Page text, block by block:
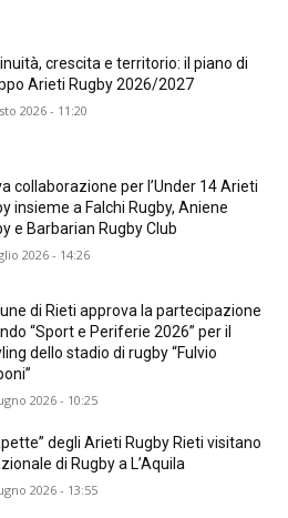
crescita e territorio: il piano di
Arieti Rugby 2026/2027
2026 - 11:20
collaborazione per l’Under 14 Arieti
insieme a Falchi Rugby, Aniene
e Barbarian Rugby Club
2026 - 14:26
di Rieti approva la partecipazione
“Sport e Periferie 2026” per il
dello stadio di rugby “Fulvio
2026 - 10:25
degli Arieti Rugby Rieti visitano
di Rugby a L’Aquila
2026 - 13:55